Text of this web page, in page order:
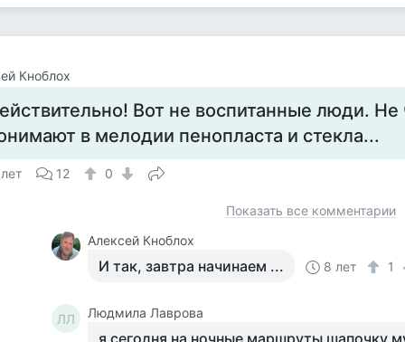
Кноблох
Вот не воспитанные люди. Не
в мелодии пенопласта и стекла...
12 0
Показать все комментарии
Алексей Кноблох
И так, завтра начинаем ... 8 лет 1
ЛЛ Людмила Лаврова
я сегодня на ночные маршруты шапочку